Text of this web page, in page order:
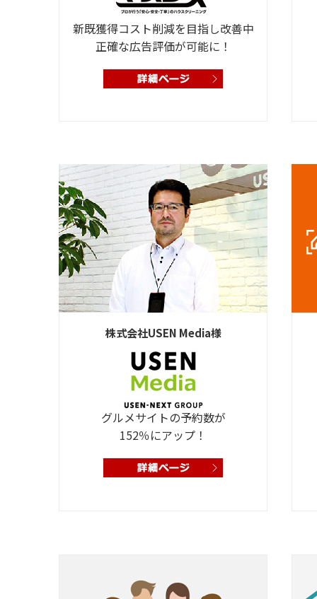
新既獲得コスト削減を目指し改善中
正確な広告評価が可能に！
株式会社USEN Media様
グルメサイトの予約数が
152％にアップ！